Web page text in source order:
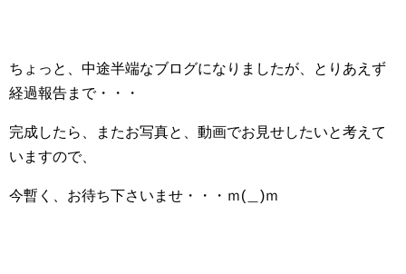
ちょっと、中途半端なブログになりましたが、とりあえず
経過報告まで・・・
完成したら、またお写真と、動画でお見せしたいと考えて
いますので、
今暫く、お待ち下さいませ・・・ｍ(＿)ｍ